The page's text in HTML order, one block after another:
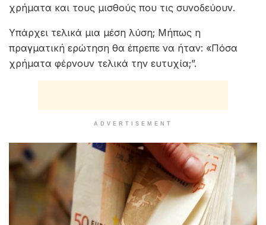
χρήματα και τους μισθούς που τις συνοδεύουν.
Υπάρχει τελικά μια μέση λύση; Μήπως η
πραγματική ερώτηση θα έπρεπε να ήταν: «Πόσα
χρήματα φέρνουν τελικά την ευτυχία;”.
ADVERTISEMENT